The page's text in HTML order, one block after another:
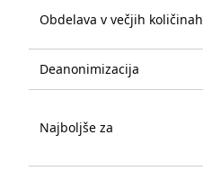
Obdelava v večjih količinah
Deanonimizacija
Najboljše za